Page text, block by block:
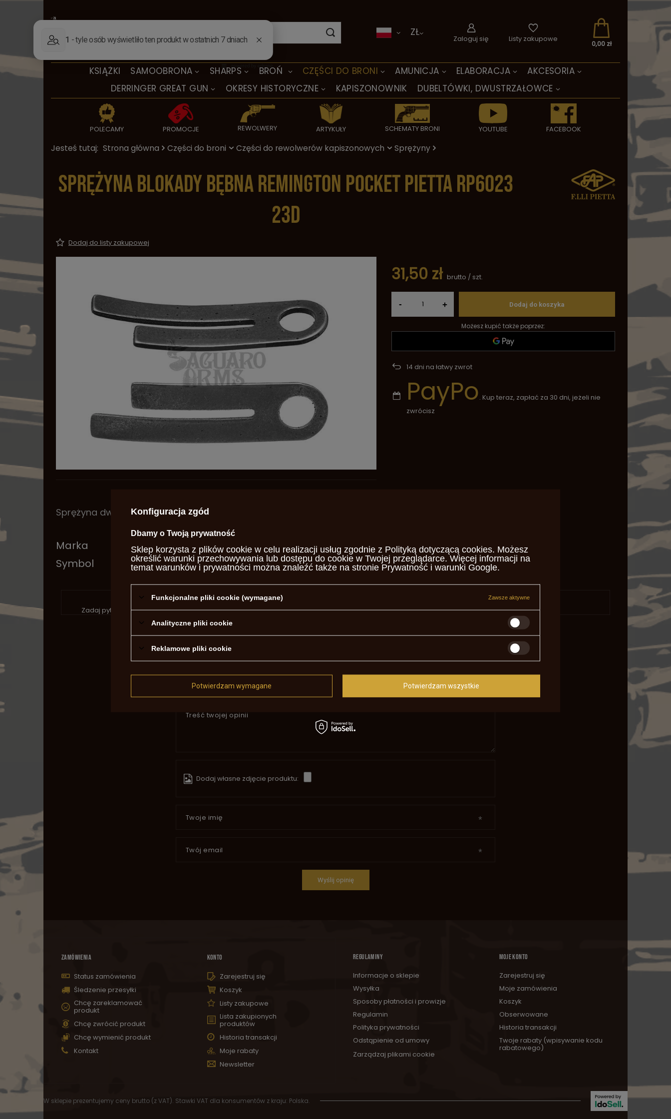
KSIĄŻKI SAMOOBRONA SHARPS BROŃ CZĘŚCI DO BRONI AMUNICJA ELABORACJA
AKCESORIA
DERRINGER GREAT GUN
OKRESY HISTORYCZNE KAPISZONOWNIK DUBELTÓWKI, DWUSTRZAŁOWCE
POLECAMY PROMOCJE REWOLWERY ARTYKUŁY SCHEMATY BRONI YOUTUBE FACEBOOK
ZŁ
Zaloguj się Listy zakupowe
0,00 zł
Jesteś tutaj: Strona główna Części do broni Części do rewolwerów kapiszonowych Sprężyny
Sprężyna blokady bębna Remington Pocket Pietta RP6023
23D
Dodaj do listy zakupowej
31,50 zł brutto / szt.
- + Dodaj do koszyka
Możesz kupić także poprzez:
14 dni na łatwy zwrot
PayPo. Kup teraz, zapłać za 30 dni, jeżeli nie
zwrócisz
Sprężyna dwupalczasta do rewolweru Remington Pocket firmy Pietta.
Marka
Pietta
Symbol
SA2076
Potrzebujesz pomocy? Masz pytania?
Zadaj pytanie a my odpowiemy niezwłocznie, najciekawsze pytania i odpowiedzi publikując dla innych.
Treść twojej opinii
Dodaj własne zdjęcie produktu:
Twoje imię
Twój email
Wyślij opinię
ZAMÓWIENIA
Status zamówienia
Śledzenie przesyłki
Chcę zareklamować
produkt
Chcę zwrócić produkt
Chcę wymienić produkt
Kontakt
KONTO
Zarejestruj się
Koszyk
Listy zakupowe
Lista zakupionych
produktów
Historia transakcji
Moje rabaty
Newsletter
REGULAMINY
Informacje o sklepie
Wysyłka
Sposoby płatności i prowizje
Regulamin
Polityka prywatności
Odstąpienie od umowy
Zarządzaj plikami cookie
MOJE KONTO
Zarejestruj się
Moje zamówienia
Koszyk
Obserwowane
Historia transakcji
Twoje rabaty (wpisywanie kodu
rabatowego)
W sklepie prezentujemy ceny brutto (z VAT). Stawki VAT dla konsumentów z kraju: Polska.
Konfiguracja zgód
Dbamy o Twoją prywatność
Sklep korzysta z plików cookie w celu realizacji usług zgodnie z Polityką dotyczącą cookies. Możesz
określić warunki przechowywania lub dostępu do cookie w Twojej przeglądarce. Więcej informacji na
temat warunków i prywatności można znaleźć także na stronie Prywatność i warunki Google.
Funkcjonalne pliki cookie (wymagane) Zawsze aktywne
Analityczne pliki cookie
Reklamowe pliki cookie
Potwierdzam wymagane Potwierdzam wszystkie